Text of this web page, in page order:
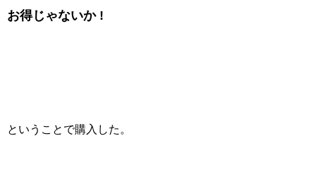
お得じゃないか !
ということで購入した。